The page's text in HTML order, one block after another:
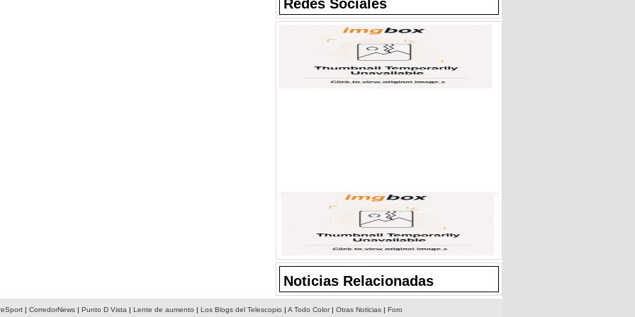
Redes Sociales
Noticias Relacionadas
| CorredorNews| Punto D Vista | Lente de aumento | Los Blogs del Telescopio | A Todo Color| Otras Noticias| Foro